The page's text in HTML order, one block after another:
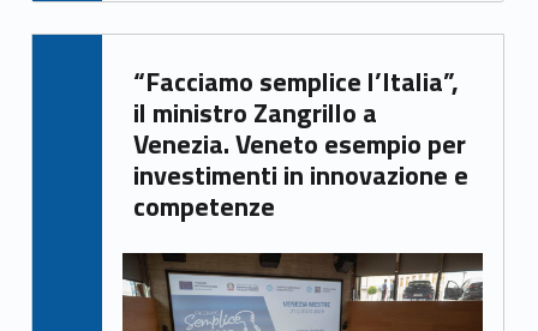
“Facciamo semplice l’Italia”,
il ministro Zangrillo a
Venezia. Veneto esempio per
investimenti in innovazione e
competenze